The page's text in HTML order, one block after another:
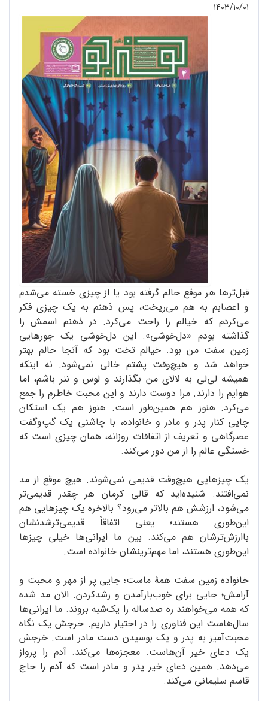
۱۴۰۳/۱۰/۰۱
قبل‌ترها هر موقع حالم گرفته بود یا از چیزی خسته می‌شدم
و اعصابم به هم می‌ریخت، پس ذهنم به یک چیزی فکر
می‌کردم که خیالم را راحت می‌کرد. در ذهنم اسمش را
گذاشته بودم «دل‌خوشی». این دل‌خوشی یک جورهایی
زمین سفت من بود. خیالم تخت بود که آنجا حالم بهتر
خواهد شد و هیچ‌وقت پشتم خالی نمی‌شود. نه اینکه
همیشه لی‌لی به لالای من بگذارند و لوس و ننر باشم، اما
هوایم را دارند. مرا دوست دارند و این محبت خاطرم را جمع
می‌کرد. هنوز هم همین‌طور است. هنوز هم یک استکان
چایی کنار پدر و مادر و خانواده، با چاشنی یک گپ‌وگفت
عصرگاهی و تعریف از اتفاقات روزانه، همان چیزی است که
خستگی عالم را از من دور می‌کند.
یک چیزهایی هیچ‌وقت قدیمی نمی‌شوند. هیچ موقع از مد
نمی‌افتند. شنیده‌اید که قالی کرمان هر چقدر قدیمی‌تر
می‌شود، ارزشش هم بالاتر می‌رود؟ بالاخره یک چیزهایی هم
این‌طوری هستند؛ یعنی اتفاقاً قدیمی‌ترشدنشان
باارزش‌ترشان هم می‌کند. بین ما ایرانی‌ها خیلی چیزها
این‌طوری هستند، اما مهم‌ترینشان خانواده است.
خانواده زمین سفت همۀ ماست؛ جایی پر از مهر و محبت و
آرامش؛ جایی برای خوب‌بارآمدن و رشدکردن. الان مد شده
که همه می‌خواهند ره صدساله را یک‌شبه بروند. ما ایرانی‌ها
سال‌هاست این فناوری را در اختیار داریم. خرجش یک نگاه
محبت‌آمیز به پدر و یک بوسیدن دست مادر است. خرجش
یک دعای خیر آن‌هاست. معجزه‌ها می‌کند. آدم را پرواز
می‌دهد. همین دعای خیر پدر و مادر است که آدم را حاج
قاسم سلیمانی می‌کند.